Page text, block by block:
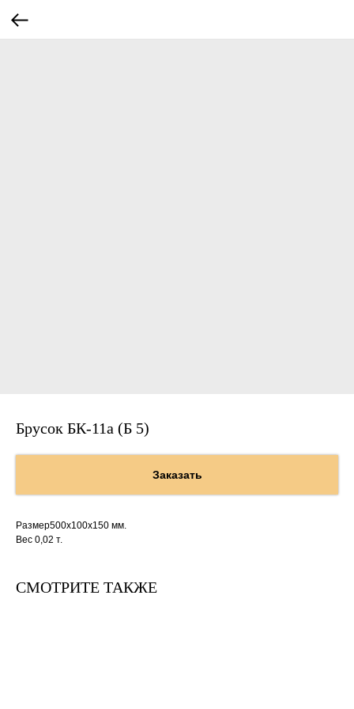
Брусок БК-11а (Б 5)
Заказать
Размер500х100х150 мм.
Вес 0,02 т.
СМОТРИТЕ ТАКЖЕ